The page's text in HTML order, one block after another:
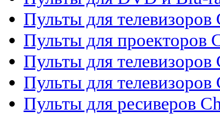
Пульты для телевизоров
Пульты для проекторов
Пульты для телевизоров
Пульты для телевизоров
Пульты для ресиверов